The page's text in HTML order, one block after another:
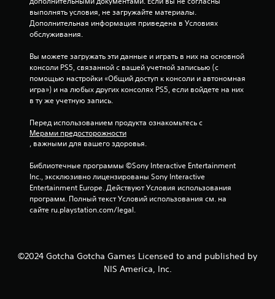
выполнять условия, не загружайте материалы.
Дополнительная информация приведена в Условиях
обслуживания.
Вы можете загружать эти данные и играть в них на основной
консоли PS5, связанной с вашей учетной записьью (с
помощью настройки «Общий доступ к консоли и автономная
игра») и на любых других консолях PS5, если войдете на них
в ту же учетную запись.
Перед использованием продукта ознакомьтесь с
Мерами предосторожности
, важными для вашего здоровья.
Библиотечные программы ©Sony Interactive Entertainment
Inc., эксклюзивно лицензированы Sony Interactive
Entertainment Europe. Действуют Условия использования
программ. Полный текст Условий использования см. на
сайте ru.playstation.com/legal.
©2024 Gotcha Gotcha Games Licensed to and published by
NIS America, Inc.